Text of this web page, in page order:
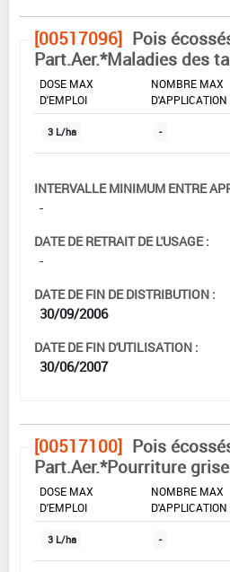
[00517096] Pois
Part.Aer.*Maladies des
DOSE MAX
D'EMPLOI
NOMBRE MAX
D'APPLICATION
3 L/ha -
INTERVALLE MINIMUM ENTRE
-
DATE DE RETRAIT DE L'USAGE :
-
DATE DE FIN DE DISTRIBUTION :
30/09/2006
DATE DE FIN D'UTILISATION :
30/06/2007
[00517100] Pois
Part.Aer.*Pourriture
DOSE MAX
D'EMPLOI
NOMBRE MAX
D'APPLICATION
3 L/ha -